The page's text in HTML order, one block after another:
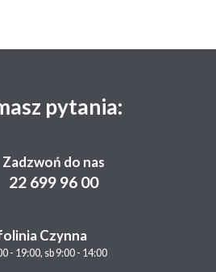
pytania:
Zadzwoń do nas
22 699 96 00
Czynna
- 19:00, sb 9:00 - 14:00